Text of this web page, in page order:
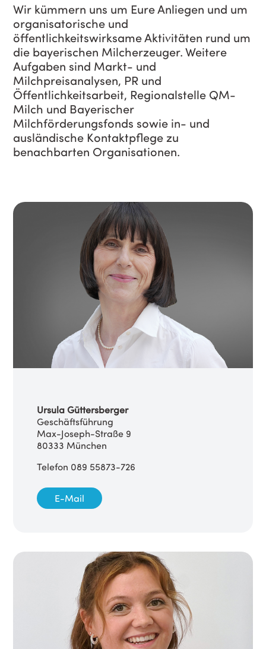
Wir kümmern uns um Eure Anliegen und um
organisatorische und
öffentlichkeitswirksame Aktivitäten rund um
die bayerischen Milcherzeuger. Weitere
Aufgaben sind Markt- und
Milchpreisanalysen, PR und
Öffentlichkeitsarbeit, Regionalstelle QM-
Milch und Bayerischer
Milchförderungsfonds sowie in- und
ausländische Kontaktpflege zu
benachbarten Organisationen.
Ursula Güttersberger
Geschäftsführung
Max-Joseph-Straße 9
80333 München
Telefon 089 55873-726
E-Mail